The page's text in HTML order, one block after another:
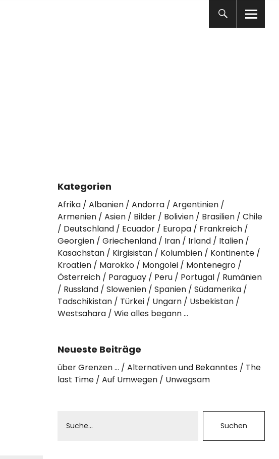
Kategorien
Afrika Albanien Andorra
Argentinien
Armenien
Asien Bilder Bolivien Brasilien
Chile
Deutschland
Ecuador Europa
Frankreich
Georgien
Griechenland Iran Irland
Italien
Kasachstan
Kirgisistan Kolumbien
Kontinente
Kroatien
Marokko Mongolei
Montenegro
Österreich
Paraguay Peru Portugal
Rumänien
Russland
Slowenien Spanien
Südamerika
Tadschikistan
Türkei Ungarn
Usbekistan
Westsahara
Wie alles begann …
Neueste Beiträge
über Grenzen … Alternativen und Bekanntes
The
last Time
Auf Umwegen Unwegsam